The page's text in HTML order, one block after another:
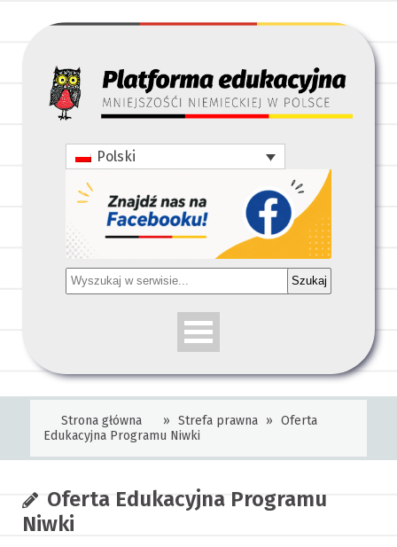
Polski
Szukaj
Strona główna » Strefa prawna » Oferta
Edukacyjna Programu Niwki
Oferta Edukacyjna Programu
Niwki